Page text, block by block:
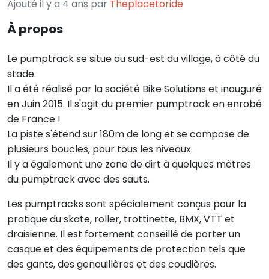
Ajouté il y a 4 ans par Theplacetoride
À propos
Le pumptrack se situe au sud-est du village, à côté du
stade.
Il a été réalisé par la société Bike Solutions et inauguré
en Juin 2015. Il s'agit du premier pumptrack en enrobé
de France !
La piste s'étend sur 180m de long et se compose de
plusieurs boucles, pour tous les niveaux.
Il y a également une zone de dirt à quelques mètres
du pumptrack avec des sauts.
Les pumptracks sont spécialement conçus pour la
pratique du skate, roller, trottinette, BMX, VTT et
draisienne. Il est fortement conseillé de porter un
casque et des équipements de protection tels que
des gants, des genouillères et des coudières.